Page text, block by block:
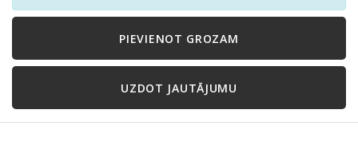
PIEVIENOT GROZAM
UZDOT JAUTĀJUMU